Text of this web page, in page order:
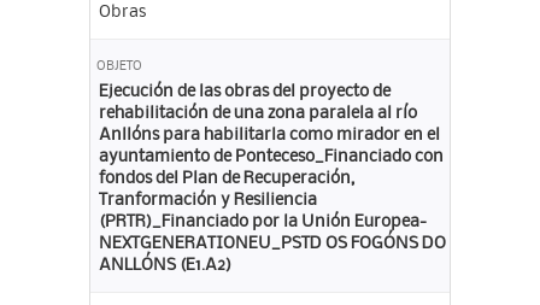
Obras
OBJETO
Ejecución de las obras del proyecto de
rehabilitación de una zona paralela al río
Anllóns para habilitarla como mirador en el
ayuntamiento de Ponteceso_Financiado con
fondos del Plan de Recuperación,
Tranformación y Resiliencia
(PRTR)_Financiado por la Unión Europea-
NEXTGENERATIONEU_PSTD OS FOGÓNS DO
ANLLÓNS (E1.A2)